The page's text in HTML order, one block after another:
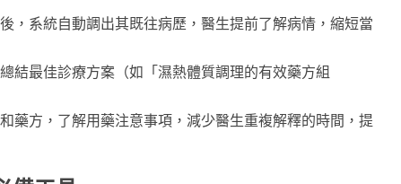
，系統自動調出其既往病歷，醫生提前了解病情，縮短當
結最佳診療方案（如「濕熱體質調理的有效藥方組
藥方，了解用藥注意事項，減少醫生重複解釋的時間，提